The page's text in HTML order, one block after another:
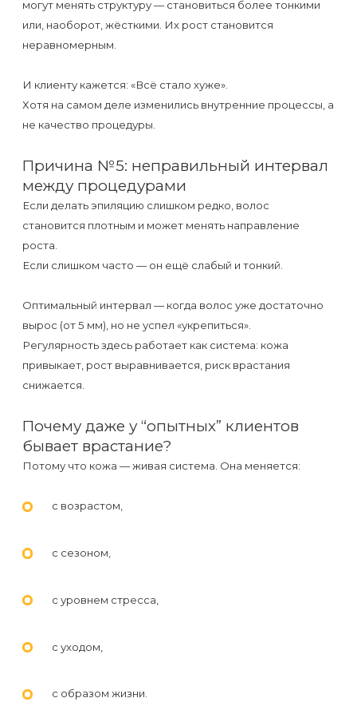
могут менять структуру — становиться более тонкими
или, наоборот, жёсткими. Их рост становится
неравномерным.
И клиенту кажется: «Всё стало хуже».
Хотя на самом деле изменились внутренние процессы, а
не качество процедуры.
Причина №5: неправильный интервал
между процедурами
Если делать эпиляцию слишком редко, волос
становится плотным и может менять направление
роста.
Если слишком часто — он ещё слабый и тонкий.
Оптимальный интервал — когда волос уже достаточно
вырос (от 5 мм), но не успел «укрепиться».
Регулярность здесь работает как система: кожа
привыкает, рост выравнивается, риск врастания
снижается.
Почему даже у “опытных” клиентов
бывает врастание?
Потому что кожа — живая система. Она меняется:
с возрастом,
с сезоном,
с уровнем стресса,
с уходом,
с образом жизни.